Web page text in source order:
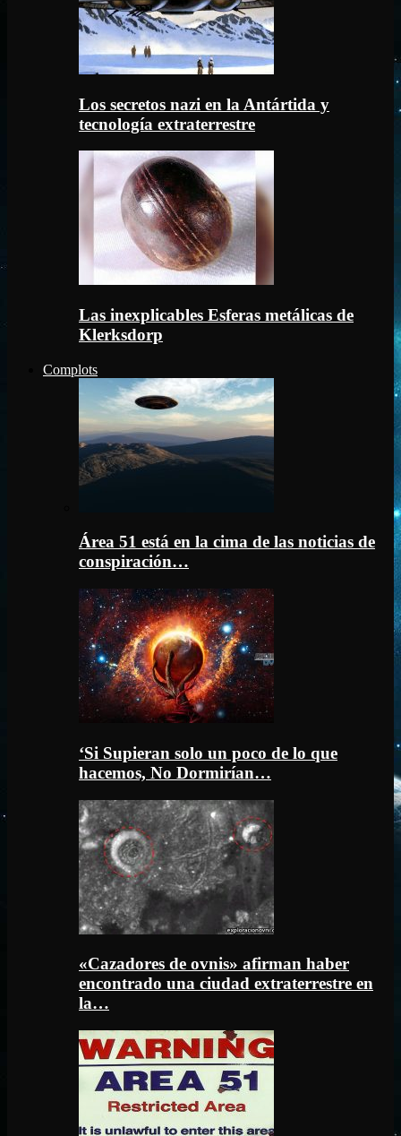
Los secretos nazi en la Antártida y
tecnología extraterrestre
Las inexplicables Esferas metálicas de
Klerksdorp
Complots
Área 51 está en la cima de las noticias de
conspiración…
‘Si Supieran solo un poco de lo que
hacemos, No Dormirían…
«Cazadores de ovnis» afirman haber
encontrado una ciudad extraterrestre en
la…